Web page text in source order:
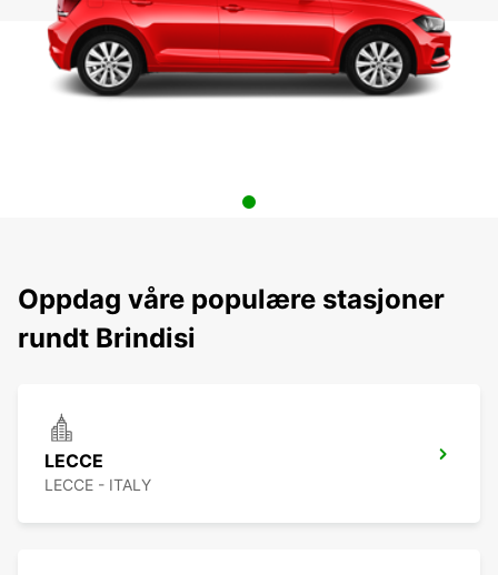
Oppdag våre populære stasjoner
rundt Brindisi
LECCE
LECCE - ITALY